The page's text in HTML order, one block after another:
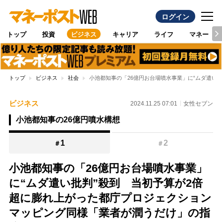
ログイン
トップ 投資 ビジネス キャリア ライフ マネー
トップ ビジネス 社会 小池都知事の「26億円お台場噴水事業」に“ムダ遣
ビジネス 2024.11.25 07:01 女性セブン
小池都知事の26億円噴水構想
＃ 1 ＃2
小池都知事の「26億円お台場噴水事業」
に“ムダ遣い批判”殺到 当初予算が2倍
超に膨れ上がった都庁プロジェクション
マッピング同様「業者が潤うだけ」の指